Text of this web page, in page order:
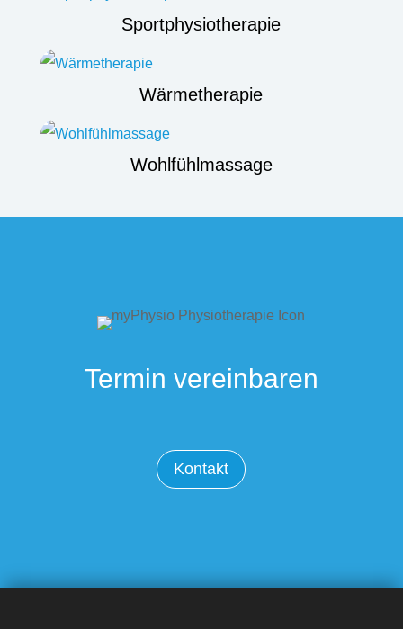
Sportphysiotherapie
Wärmetherapie
Wohlfühlmassage
Termin vereinbaren
Kontakt